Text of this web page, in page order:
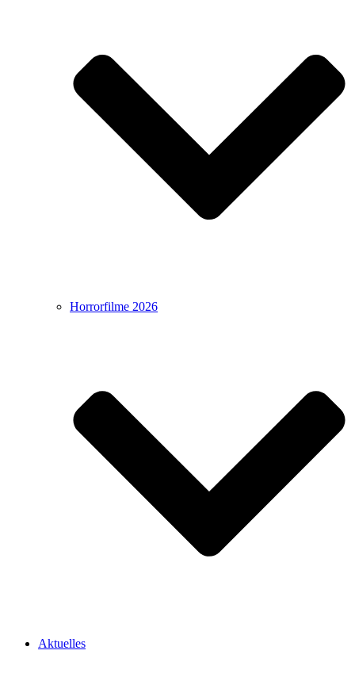
Horrorfilme 2026
Aktuelles